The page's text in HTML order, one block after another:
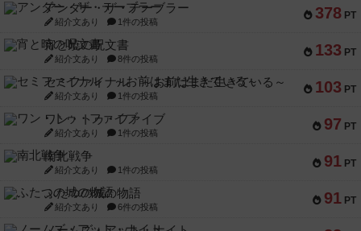
378 PT
アンダー・ザ・テーブラー
紹介文あり 1件の投稿
133 PT
宵と暁の呪文書
紹介文あり 8件の投稿
103 PT
セミファイナル ～お前はまだ生きている～
紹介文あり 1件の投稿
97 PT
ワン・トゥ・ファイブ
紹介文あり 1件の投稿
91 PT
南北戦争
紹介文あり 1件の投稿
91 PT
ふたつの城の物語
紹介文あり 6件の投稿